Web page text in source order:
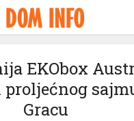
EKObox
Gracu